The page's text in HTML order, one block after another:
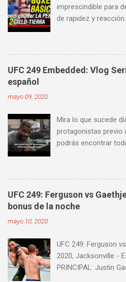
imprescindible para
de rapidez y
fuerza o la
es fenomenal para
contra golpes a alta
también las
algunos videos
golpear la pera cielo
lista de videos
UFC 249 Embedded: Vlog
español
mayo 09, 2020
Mira lo que sucede
protagonistas previo
podrás encontrar
castellano. Te
que día a día iremos
con un nuevo
Vlog Series.
UFC 249: Ferguson vs
bonus de la noche
mayo 10, 2020
UFC 249: Ferguson
2020, Jacksonville -
PRINCIPAL: Justin